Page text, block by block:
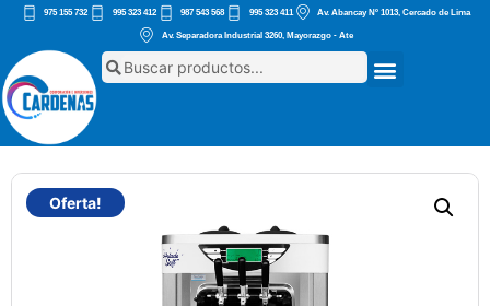
975 155 732 995 323 412 987 543 568 995 323 411 Av. Abancay Nº 1013, Cercado de Lima
Av. Separadora Industrial 3260, Mayorazgo - Ate
Oferta!